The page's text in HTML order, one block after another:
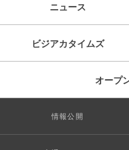
ニュース
ビジアカタイムズ
オープ
情報公開